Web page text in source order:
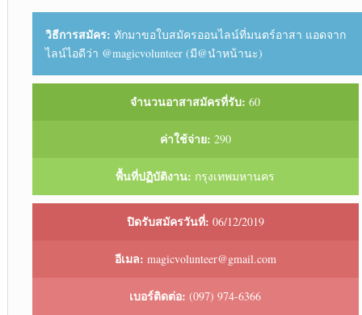
วิธีการสมัคร: ทักมาขอใบสมัครออนไลน์ที่มนตร์อาสา แอดจาก
ไลน์ไอดีว่า @magicvolunteer (มี@นำหน้านะ)
จำนวนอาสาสมัครที่รับ: 60
ค่าใช้จ่าย: 290
พื้นที่ปฏิบัติงาน: กรุงเทพมหานคร
ปิดรับสมัครวันที่: 06/12/2019
อีเมล: magicvolunteer@gmail.com
เบอร์ติดต่อ: (097) 974-6366